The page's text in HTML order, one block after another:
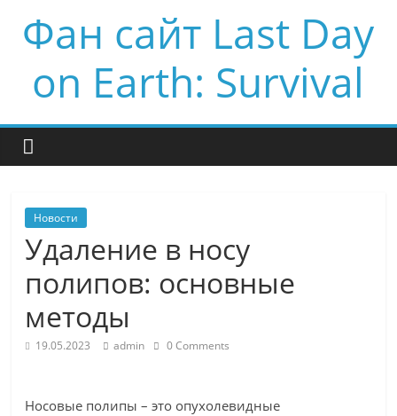
Фан сайт Last Day
on Earth: Survival
Новости
Удаление в носу
полипов: основные
методы
19.05.2023 admin 0 Comments
Носовые полипы – это опухолевидные